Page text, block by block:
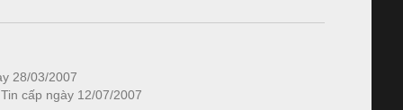
28/03/2007
cấp ngày 12/07/2007